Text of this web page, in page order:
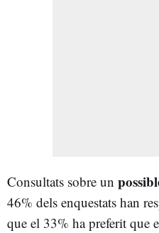
Consultats sobre un
46% dels enquestats han
que el 33% ha preferit que